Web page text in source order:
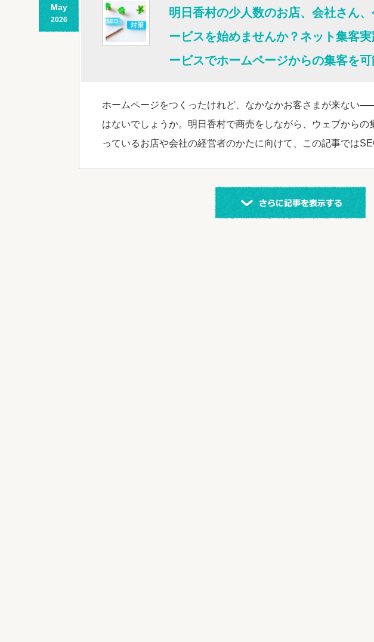
May
2026
明日香村の少人数のお店、会社さん
ービスを始めませんか？ネット集客
ービスでホームページからの集客を可
ホームページをつくったけれど、なかなかお客さまが来ない
はないでしょうか。明日香村で商売をしながら、ウェブからの
っているお店や会社の経営者のかたに向けて、この記事では